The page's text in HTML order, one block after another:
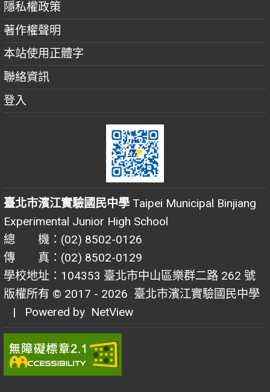
隱私權政策
著作權聲明
本站使用正體字
聯絡資訊
登入
臺北市濱江實驗國民中學 Taipei Municipal Binjiang
Experimental Junior High School
總 機：(02) 8502-0126
傳 真：(02) 8502-0129
學校地址：104353 臺北市中山區樂群二路 262 號
版權所有 © 2017 - 2026 臺北市濱江實驗國民中學
| Powered by NetView